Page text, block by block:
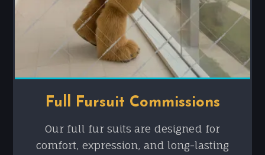
Full Fursuit Commissions
Our full fur suits are designed for
comfort, expression, and long-lasting